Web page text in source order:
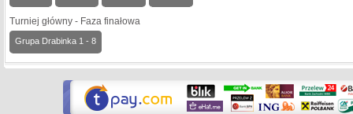
Turniej główny - Faza finałowa
Grupa Drabinka 1 - 8